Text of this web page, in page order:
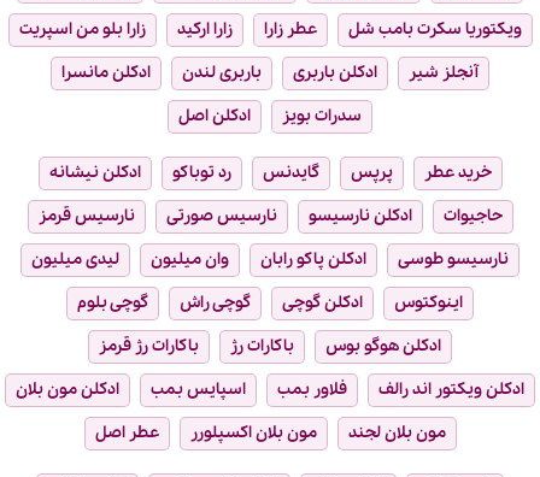
ویکتوریا سکرت بامب شل
عطر زارا زارا ارکید
زارا بلو من اسپریت
آنجلز شیر
ادکلن باربری باربری لندن
ادکلن مانسرا
سدرات بویز
ادکلن اصل
خرید عطر پرپس گایدنس رد توباکو
ادکلن نیشانه
حاجیوات
ادکلن نارسیسو نارسیس صورتی
نارسیس قرمز
نارسیسو طوسی
ادکلن پاکو رابان وان میلیون
لیدی میلیون
اینوکتوس
ادکلن گوچی گوچی راش
گوچی بلوم
ادکلن هوگو بوس
باکارات رژ
باکارات رژ قرمز
ادکلن ویکتور اند رالف
فلاور بمب اسپایس بمب
ادکلن مون بلان
مون بلان لجند
مون بلان اکسپلورر عطر اصل